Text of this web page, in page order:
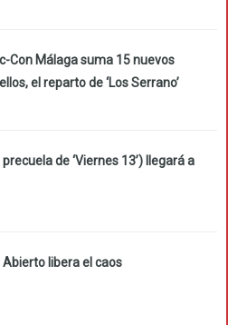
Con Málaga suma 15 nuevos
el reparto de ‘Los Serrano’
precuela de ‘Viernes 13’) llegará a
libera el caos